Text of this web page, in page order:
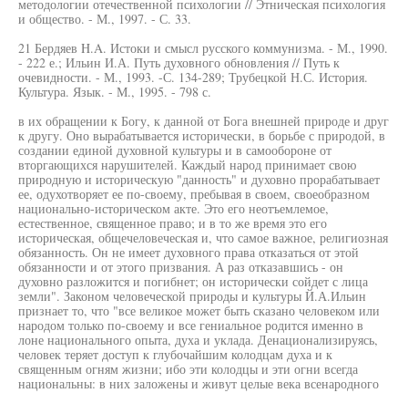
методологии отечественной психологии // Этническая психология
и общество. - М., 1997. - С. 33.
21 Бердяев H.A. Истоки и смысл русского коммунизма. - М., 1990.
- 222 е.; Ильин И.А. Путь духовного обновления // Путь к
очевидности. - М., 1993. -С. 134-289; Трубецкой Н.С. История.
Культура. Язык. - М., 1995. - 798 с.
в их обращении к Богу, к данной от Бога внешней природе и друг
к другу. Оно вырабатывается исторически, в борьбе с природой, в
создании единой духовной культуры и в самообороне от
вторгающихся нарушителей. Каждый народ принимает свою
природную и историческую "данность" и духовно прорабатывает
ее, одухотворяет ее по-своему, пребывая в своем, своеобразном
национально-историческом акте. Это его неотъемлемое,
естественное, священное право; и в то же время это его
историческая, общечеловеческая и, что самое важное, религиозная
обязанность. Он не имеет духовного права отказаться от этой
обязанности и от этого призвания. А раз отказавшись - он
духовно разложится и погибнет; он исторически сойдет с лица
земли". Законом человеческой природы и культуры Й.А.Ильин
признает то, что "все великое может быть сказано человеком или
народом только по-своему и все гениальное родится именно в
лоне национального опыта, духа и уклада. Денационализируясь,
человек теряет доступ к глубочайшим колодцам духа и к
священным огням жизни; ибо эти колодцы и эти огни всегда
национальны: в них заложены и живут целые века всенародного